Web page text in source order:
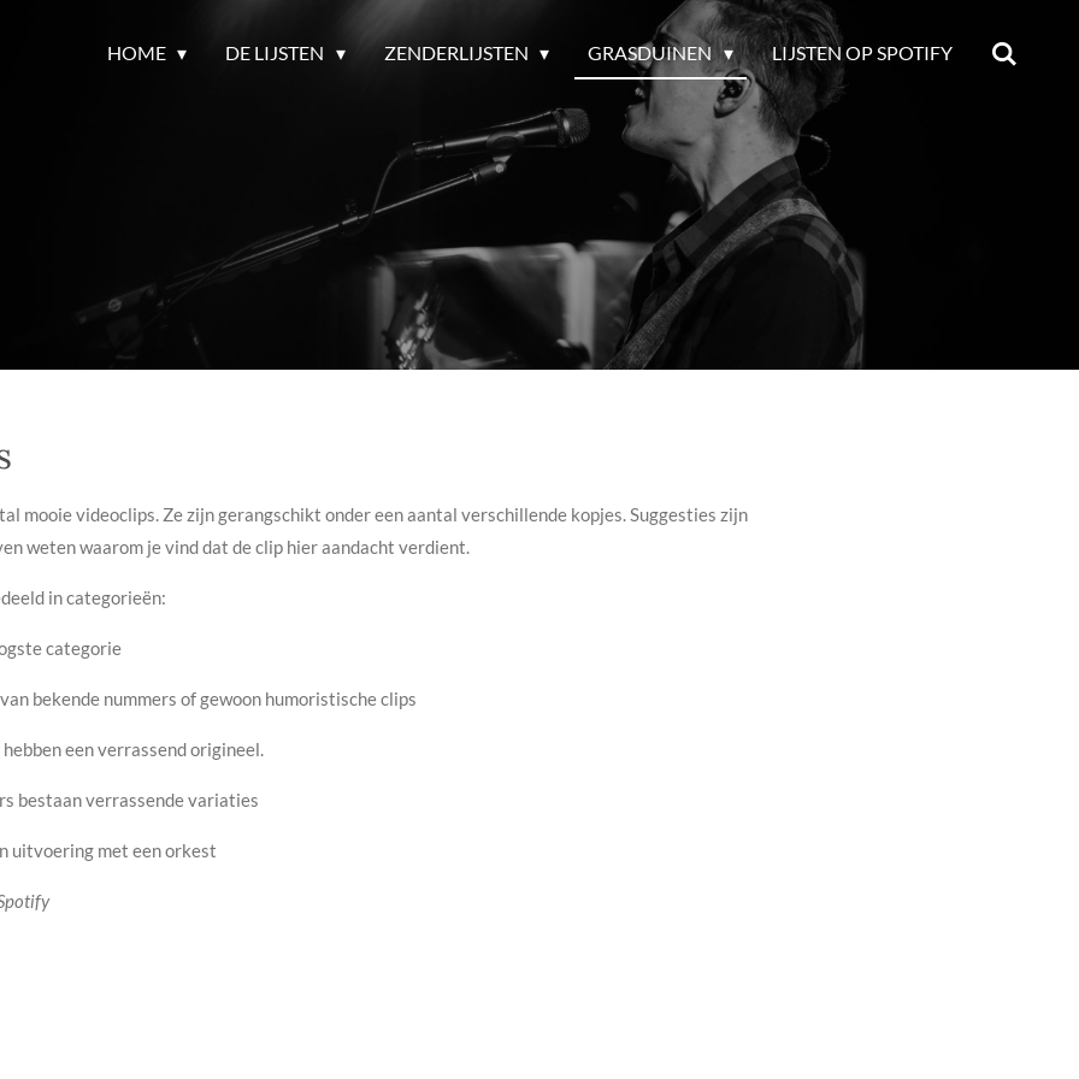
HOME DE LIJSTEN ZENDERLIJSTEN GRASDUINEN LIJSTEN OP SPOTIFY
mooie videoclips. Ze zijn gerangschikt onder een aantal verschillende kopjes. Suggesties zijn
weten waarom je vind dat de clip hier aandacht verdient.
in categorieën:
categorie
bekende nummers of gewoon humoristische clips
een verrassend origineel.
bestaan verrassende variaties
uitvoering met een orkest